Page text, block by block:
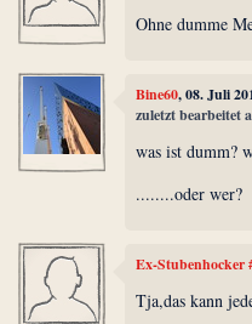
Ohne dumme
Bine60, 08. Juli
zuletzt bearbeitet
was ist dumm?
........oder wer?
Ex-Stubenhocker
Tja,das kann